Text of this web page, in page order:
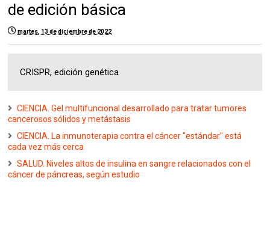
de edición básica
martes, 13 de diciembre de 2022
CRISPR, edición genética
CIENCIA. Gel multifuncional desarrollado para tratar tumores
cancerosos sólidos y metástasis
CIENCIA. La inmunoterapia contra el cáncer "estándar" está
cada vez más cerca
SALUD. Niveles altos de insulina en sangre relacionados con el
cáncer de páncreas, según estudio